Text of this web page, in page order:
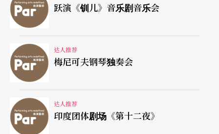
跃演《钏儿》音乐剧音乐会
达人推荐
梅尼可夫钢琴独奏会
达人推荐
印度团体剧场《第十二夜》